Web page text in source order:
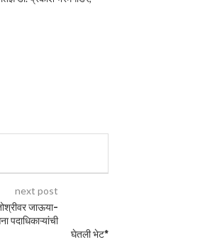
next post
जाऊया-
पदाधिकाऱ्यांची
घेतली भेट*